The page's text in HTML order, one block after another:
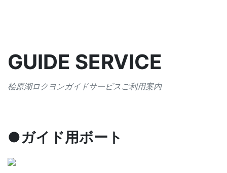
GUIDE SERVICE
桧原湖ロクヨンガイドサービスご利用案内
●ガイド用ボート